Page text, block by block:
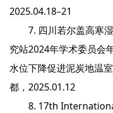
2025.04.18–21
7. 四川若尔盖高寒
究站2024年学术委员会
水位下降促进泥炭地温
都，2025.01.12
8. 17th